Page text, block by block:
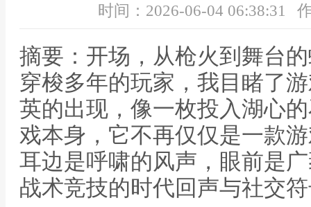
时间：2026-06-04 06:38:31
摘要：开场，从枪火到舞台
穿梭多年的玩家，我目睹了
英的出现，像一枚投入湖心
戏本身，它不再仅仅是一款
耳边是呼啸的风声，眼前是
战术竞技的时代回声与社交